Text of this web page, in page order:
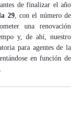
de finalizar el año
29, con el número de
una renovación
y, de ahí, nuestro
para agentes de la
en función de